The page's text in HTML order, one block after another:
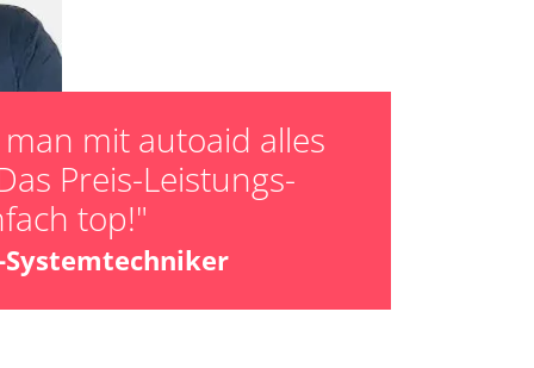
Anpassungen
mit autoaid alles
Preis-Leistungs-
top!"
Systemtechniker